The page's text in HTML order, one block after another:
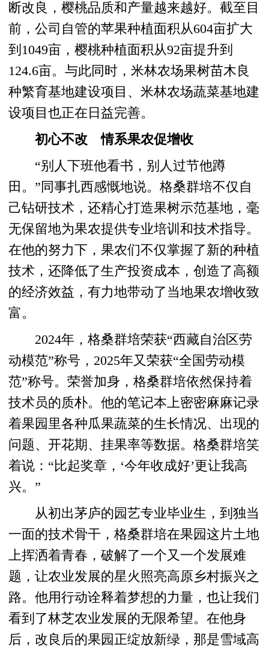
断改良，樱桃品质和产量越来越好。截至目
前，公司自管的苹果种植面积从604亩扩大
到1049亩，樱桃种植面积从92亩提升到
124.6亩。与此同时，米林农场果树苗木良
种繁育基地建设项目、米林农场蔬菜基地建
设项目也正在日益完善。
初心不改 情系果农促增收
“别人下班他看书，别人过节他蹲
田。”同事扎西感慨地说。格桑群培不仅自
己钻研技术，还精心打造果树示范基地，毫
无保留地为果农提供专业培训和技术指导。
在他的努力下，果农们不仅掌握了新的种植
技术，还降低了生产投资成本，创造了高额
的经济效益，有力地带动了当地果农增收致
富。
2024年，格桑群培荣获“西藏自治区劳
动模范”称号，2025年又荣获“全国劳动模
范”称号。荣誉加身，格桑群培依然保持着
技术员的质朴。他的笔记本上密密麻麻记录
着果园里各种瓜果蔬菜的生长情况、出现的
问题、开花期、挂果率等数据。格桑群培笑
着说：“比起奖章，‘今年收成好’更让我高
兴。”
从初出茅庐的园艺专业毕业生，到独当
一面的技术骨干，格桑群培在果园这片土地
上挥洒着青春，破解了一个又一个发展难
题，让农业发展的星火照亮高原乡村振兴之
路。他用行动诠释着梦想的力量，也让我们
看到了林芝农业发展的无限希望。在他身
后，改良后的果园正绽放新绿，那是雪域高